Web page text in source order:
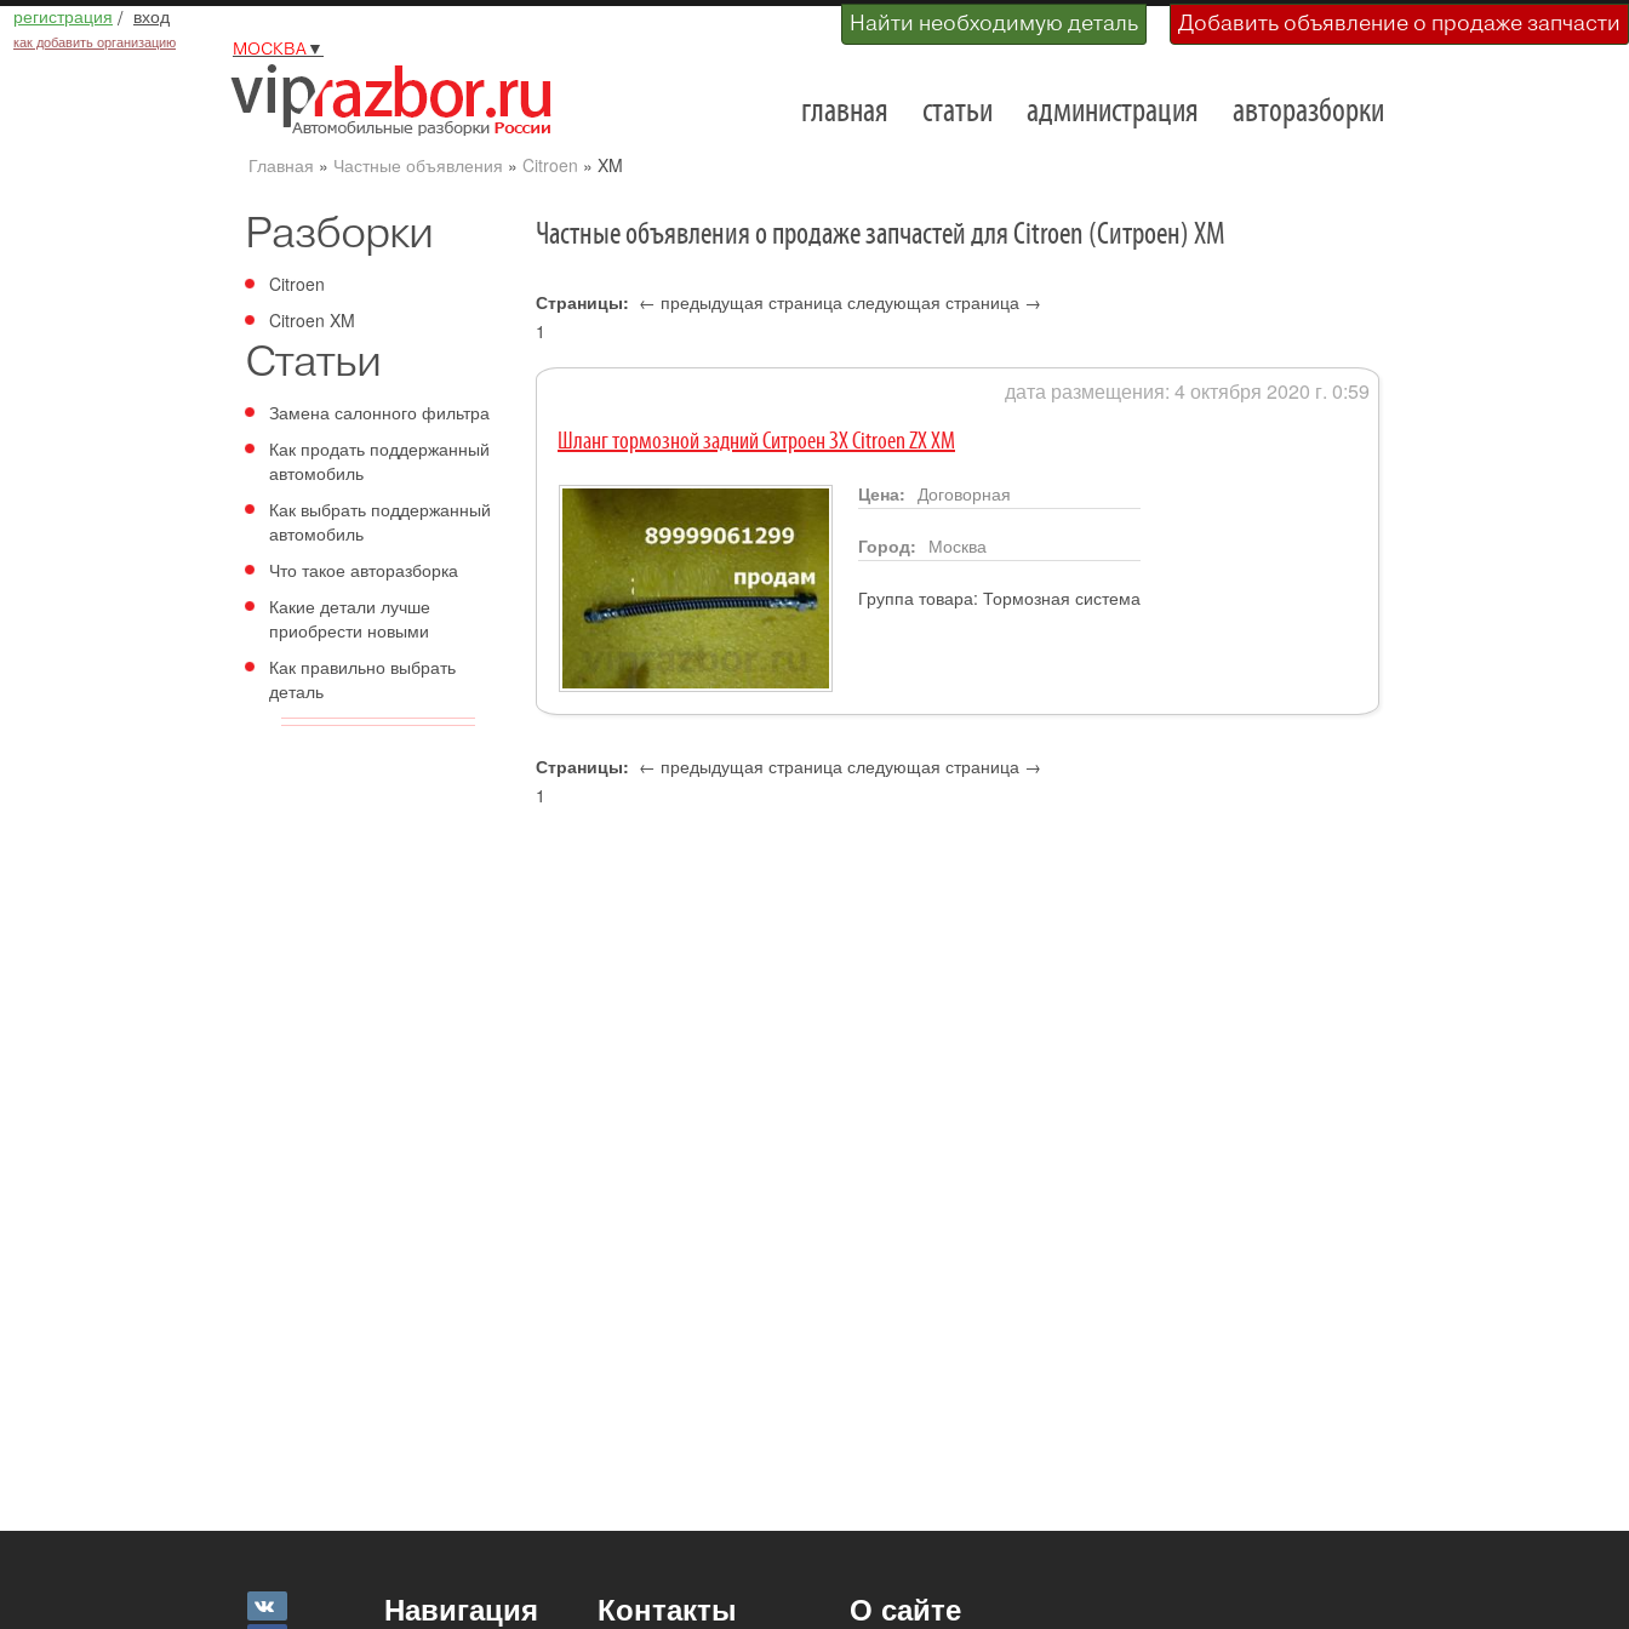
регистрация / вход
как добавить организацию
Найти необходимую деталь Добавить объявление о продаже запчасти
МОСКВА▼
главная статьи администрация авторазборки
Главная » Частные объявления » Citroen » XM
Разборки
Citroen
Citroen XM
Статьи
Замена салонного фильтра
Как продать поддержанный
автомобиль
Как выбрать поддержанный
автомобиль
Что такое авторазборка
Какие детали лучше
приобрести новыми
Как правильно выбрать
деталь
Частные объявления о продаже запчастей для Citroen (Ситроен) XM
Страницы: ← предыдущая страница следующая страница →
1
дата размещения: 4 октября 2020 г. 0:59
Шланг тормозной задний Ситроен ЗХ Citroen ZX XM
Цена: Договорная
Город: Москва
Группа товара: Тормозная система
Страницы: ← предыдущая страница следующая страница →
1
Навигация Контакты О сайте